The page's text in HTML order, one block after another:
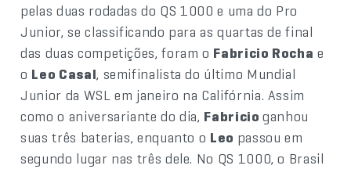
pelas duas rodadas do QS 1000 e uma do Pro
Junior, se classificando para as quartas de final
das duas competições, foram o Fabricio Rocha e
o Leo Casal, semifinalista do último Mundial
Junior da WSL em janeiro na Califórnia. Assim
como o aniversariante do dia, Fabricioganhou
suas três baterias, enquanto o Leo passou em
segundo lugar nas três dele. No QS 1000, o Brasil